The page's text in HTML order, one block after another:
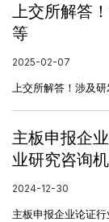
上交所解答
等
2025-02-07
上交所解答！涉及
主板申报企
业研究咨询
2024-12-30
主板申报企业论证